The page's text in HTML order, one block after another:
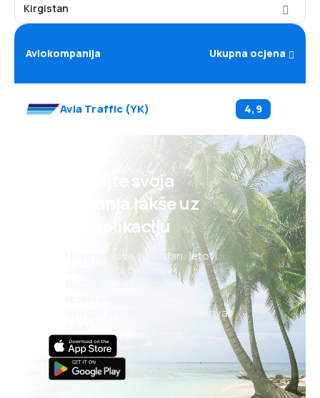
Kirgistan
Aviokompanija Ukupna ocjena
Avia Traffic(YK) 4,9
Planirajte svoja
putovanja lakše uz
našu aplikaciju
Nove ponude svaki dan: letovi,
odmori, city break-ovi
Sve što je bitno, uvijek na dohvat